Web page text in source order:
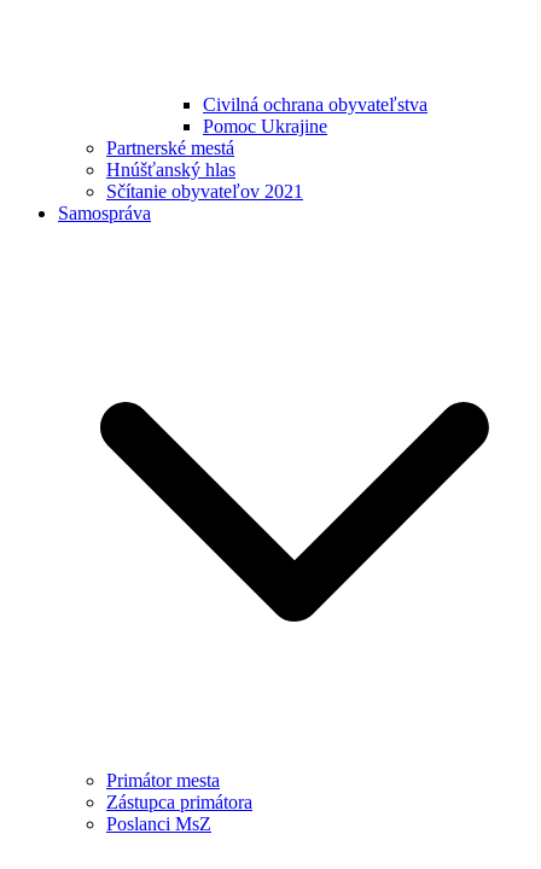
Civilná ochrana obyvateľstva
Pomoc Ukrajine
Partnerské mestá
Hnúšťanský hlas
Sčítanie obyvateľov 2021
Samospráva
Primátor mesta
Zástupca primátora
Poslanci MsZ